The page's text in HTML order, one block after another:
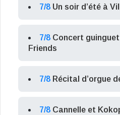
7/8 Un soir d’été à
7/8 Concert
Friends
7/8 Récital d’orgue
7/8 Cannelle et